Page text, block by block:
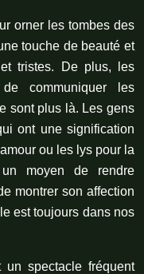
orner les tombes des
touche de beauté et
tristes. De plus, les
communiquer les
sont plus là. Les gens
ont une signification
ou les lys pour la
moyen de rendre
montrer son affection
est toujours dans nos
spectacle fréquent